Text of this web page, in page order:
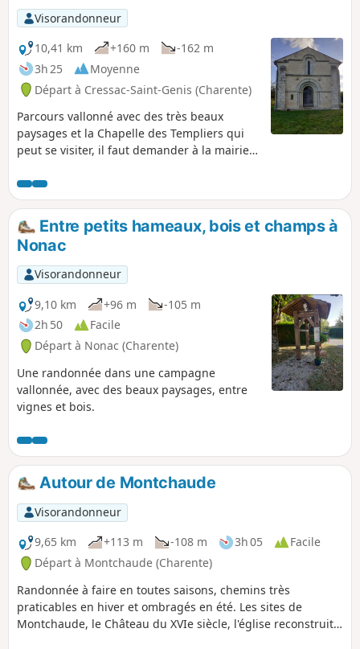
Visorandonneur
10,41 km
+160 m
-162 m
3h 25
Moyenne
Départ à Cressac-Saint-Genis (Charente)
Parcours vallonné avec des très beaux
paysages et la Chapelle des Templiers qui
peut se visiter, il faut demander à la mairie
Entre petits hameaux, bois et champs à
Nonac
Visorandonneur
9,10 km
+96 m
-105 m
2h 50
Facile
Départ à Nonac (Charente)
Une randonnée dans une campagne
vallonnée, avec des beaux paysages, entre
vignes et bois.
Autour de Montchaude
Visorandonneur
9,65 km
+113 m -108 m 3h 05
Facile
Départ à Montchaude (Charente)
Randonnée à faire en toutes saisons, chemins très
praticables en hiver et ombragés en été. Les sites de
Montchaude, le Château du XVIe siècle, l'église reconstruite